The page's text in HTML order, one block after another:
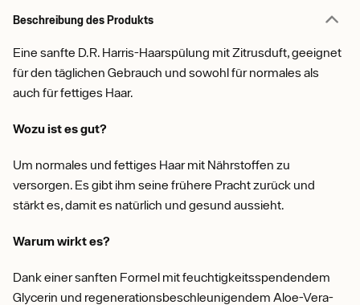
Beschreibung des Produkts
Eine sanfte D.R. Harris-Haarspülung mit Zitrusduft, geeignet
für den täglichen Gebrauch und sowohl für normales als
auch für fettiges Haar.
Wozu ist es gut?
Um normales und fettiges Haar mit Nährstoffen zu
versorgen. Es gibt ihm seine frühere Pracht zurück und
stärkt es, damit es natürlich und gesund aussieht.
Warum wirkt es?
Dank einer sanften Formel mit feuchtigkeitsspendendem
Glycerin und regenerationsbeschleunigendem Aloe-Vera-